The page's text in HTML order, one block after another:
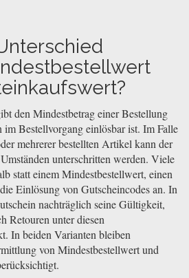
den Mindestbetrag einer Bestellung
im Bestellvorgang einlösbar ist. Im Falle
mehrerer bestellten Artikel kann der
unterschritten werden. Viele
statt einem Mindestbestellwert, einen
Einlösung von Gutscheincodes an. In
nachträglich seine Gültigkeit,
Retouren unter diesen
In beiden Varianten bleiben
von Mindestbestellwert und